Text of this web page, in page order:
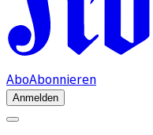
AboAbonnieren
Anmelden